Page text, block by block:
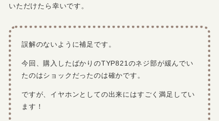
いただけたら幸いです。
誤解のないように補足です。
今回、購入したばかりのTYP821のネジ部が緩んでい
たのはショックだったのは確かです。
ですが、イヤホンとしての出来にはすごく満足してい
ます！